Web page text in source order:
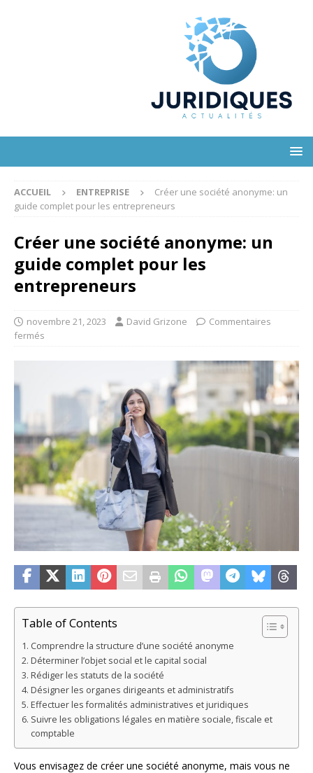
ACCUEIL ENTREPRISE
Créer une société anonyme: un
guide complet pour les entrepreneurs
Créer une société anonyme: un
guide complet pour les
entrepreneurs
novembre 21, 2023 David Grizone
Commentaires
fermés
Table of Contents
Comprendre la structure d’une société anonyme
Déterminer l’objet social et le capital social
Rédiger les statuts de la société
Désigner les organes dirigeants et administratifs
Effectuer les formalités administratives et juridiques
Suivre les obligations légales en matière sociale, fiscale et
comptable
Vous envisagez de créer une société anonyme, mais vous ne